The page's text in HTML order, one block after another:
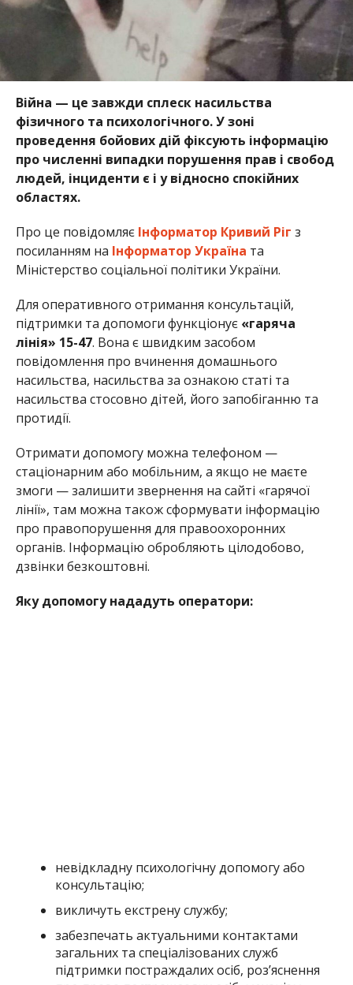
Війна — це завжди сплеск насильства
фізичного та психологічного. У зоні
проведення бойових дій фіксують інформацію
про численні випадки порушення прав і свобод
людей, інциденти є і у відносно спокійних
областях.
Про це повідомляє Інформатор Кривий Ріг з
посиланням на Інформатор Україна та
Міністерство соціальної політики України.
Для оперативного отримання консультацій,
підтримки та допомоги функціонує «гаряча
лінія» 15-47. Вона є швидким засобом
повідомлення про вчинення домашнього
насильства, насильства за ознакою статі та
насильства стосовно дітей, його запобіганню та
протидії.
Отримати допомогу можна телефоном —
стаціонарним або мобільним, а якщо не маєте
змоги — залишити звернення на сайті «гарячої
лінії», там можна також сформувати інформацію
про правопорушення для правоохоронних
органів. Інформацію обробляють цілодобово,
дзвінки безкоштовні.
Яку допомогу нададуть оператори:
невідкладну психологічну допомогу або
консультацію;
викличуть екстрену службу;
забезпечать актуальними контактами
загальних та спеціалізованих служб
підтримки постраждалих осіб, роз’яснення